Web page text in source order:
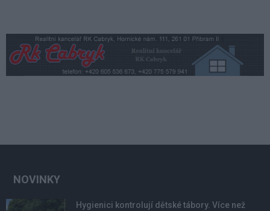
NOVINKY
Hygienici kontrolují dětské tábory. Více než